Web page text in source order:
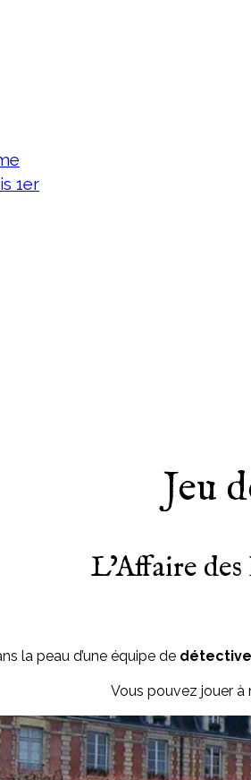
1er
Jeu
L’Affaire
la peau d’une équipe de
Vous pouvez jouer à